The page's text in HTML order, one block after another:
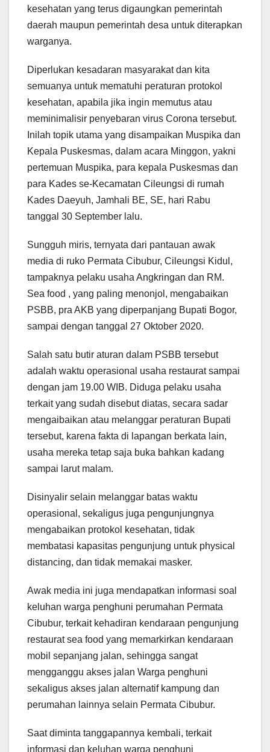
kesehatan yang terus digaungkan pemerintah
daerah maupun pemerintah desa untuk diterapkan
warganya.
Diperlukan kesadaran masyarakat dan kita
semuanya untuk mematuhi peraturan protokol
kesehatan, apabila jika ingin memutus atau
meminimalisir penyebaran virus Corona tersebut.
Inilah topik utama yang disampaikan Muspika dan
Kepala Puskesmas, dalam acara Minggon, yakni
pertemuan Muspika, para kepala Puskesmas dan
para Kades se-Kecamatan Cileungsi di rumah
Kades Daeyuh, Jamhali BE, SE, hari Rabu
tanggal 30 September lalu.
Sungguh miris, ternyata dari pantauan awak
media di ruko Permata Cibubur, Cileungsi Kidul,
tampaknya pelaku usaha Angkringan dan RM.
Sea food , yang paling menonjol, mengabaikan
PSBB, pra AKB yang diperpanjang Bupati Bogor,
sampai dengan tanggal 27 Oktober 2020.
Salah satu butir aturan dalam PSBB tersebut
adalah waktu operasional usaha restaurat sampai
dengan jam 19.00 WIB. Diduga pelaku usaha
terkait yang sudah disebut diatas, secara sadar
mengaibaikan atau melanggar peraturan Bupati
tersebut, karena fakta di lapangan berkata lain,
usaha mereka tetap saja buka bahkan kadang
sampai larut malam.
Disinyalir selain melanggar batas waktu
operasional, sekaligus juga pengunjungnya
mengabaikan protokol kesehatan, tidak
membatasi kapasitas pengunjung untuk physical
distancing, dan tidak memakai masker.
Awak media ini juga mendapatkan informasi soal
keluhan warga penghuni perumahan Permata
Cibubur, terkait kehadiran kendaraan pengunjung
restaurat sea food yang memarkirkan kendaraan
mobil sepanjang jalan, sehingga sangat
mengganggu akses jalan Warga penghuni
sekaligus akses jalan alternatif kampung dan
perumahan lainnya selain Permata Cibubur.
Saat diminta tanggapannya kembali, terkait
informasi dan keluhan warga penghuni